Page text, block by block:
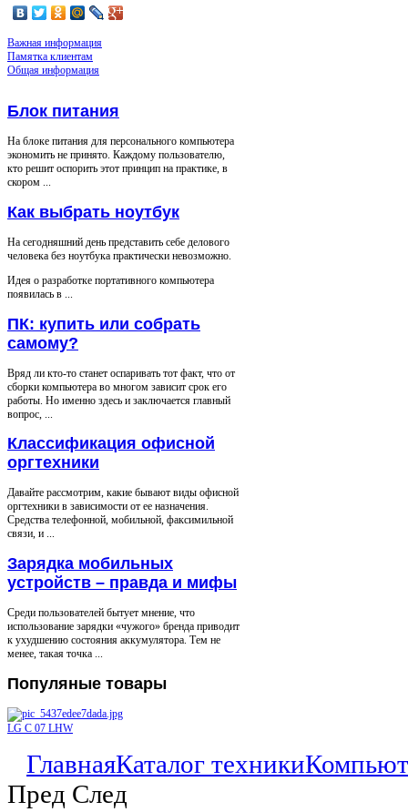
Важная информация
Памятка клиентам
Общая информация
Блок питания
На блоке питания для персонального компьютера
экономить не принято. Каждому пользователю,
кто решит оспорить этот принцип на практике, в
скором ...
Как выбрать ноутбук
На сегодняшний день представить себе делового
человека без ноутбука практически невозможно.
Идея о разработке портативного компьютера
появилась в ...
ПК: купить или собрать
самому?
Вряд ли кто-то станет оспаривать тот факт, что от
сборки компьютера во многом зависит срок его
работы. Но именно здесь и заключается главный
вопрос, ...
Классификация офисной
оргтехники
Давайте рассмотрим, какие бывают виды офисной
оргтехники в зависимости от ее назначения.
Средства телефонной, мобильной, факсимильной
связи, и ...
Зарядка мобильных
устройств – правда и мифы
Среди пользователей бытует мнение, что
использование зарядки «чужого» бренда приводит
к ухудшению состояния аккумулятора. Тем не
менее, такая точка ...
Популяные товары
LG C 07 LHW
ГлавнаяКаталог техники
Пред След